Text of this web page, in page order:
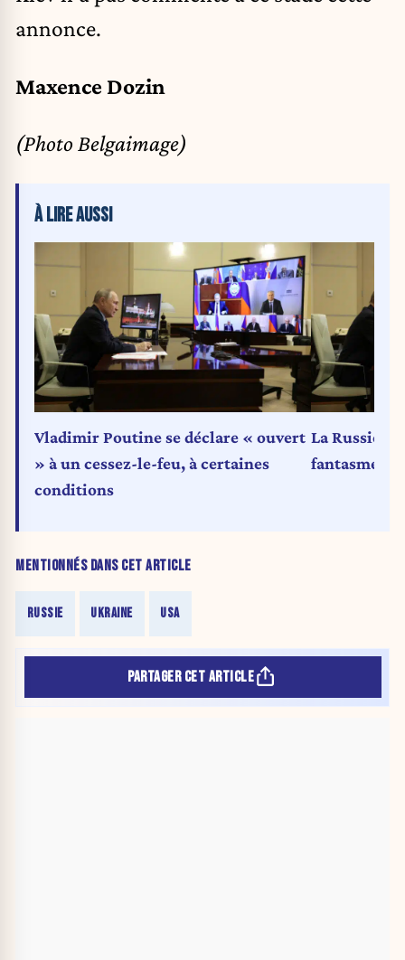
annonce.
Maxence Dozin
(Photo Belgaimage)
MENTIONNÉS DANS CET ARTICLE
RUSSIE UKRAINE USA
À LIRE AUSSI
Vladimir Poutine se déclare « ouvert
» à un cessez-le-feu, à certaines
conditions
La Russie
fantasme,
PARTAGER CET ARTICLE